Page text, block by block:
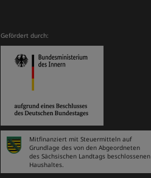
Gefördert durch:
Mitfinanziert mit Steuermitteln auf
Grundlage des von den Abgeordneten
des Sächsischen Landtags beschlossenen
Haushaltes.